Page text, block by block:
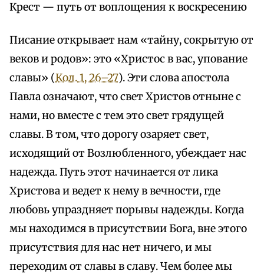
Крест — путь от воплощения к воскресению
Писание открывает нам «тайну, сокрытую от
веков и родов»: это «Христос в вас, упование
славы» (Кол. 1, 26–27). Эти слова апостола
Павла означают, что свет Христов отныне с
нами, но вместе с тем это свет грядущей
славы. В том, что дорогу озаряет свет,
исходящий от Возлюбленного, убеждает нас
надежда. Путь этот начинается от лика
Христова и ведет к нему в вечности, где
любовь упраздняет порывы надежды. Когда
мы находимся в присутствии Бога, вне этого
присутствия для нас нет ничего, и мы
переходим от славы в славу. Чем более мы